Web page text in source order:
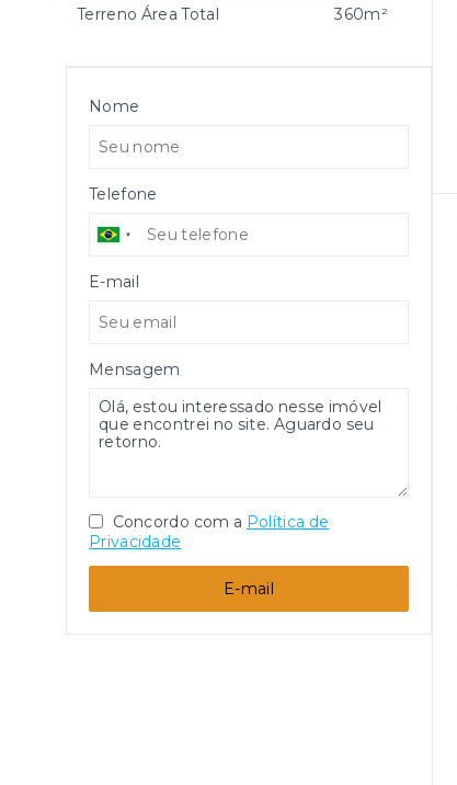
Terreno Área Total
360m²
Nome
Telefone
E-mail
Mensagem
Concordo com a Política de
Privacidade
E-mail